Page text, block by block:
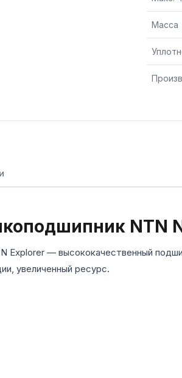
Масса
NTN
Explorer — высококачественный
увеличенный ресурс.